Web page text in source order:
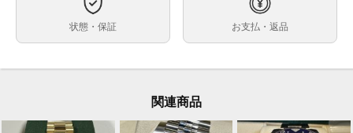
ケース素材
ンクロノメータータグ
ブレスレット調整のされていない未使用品です。
状態・保証 お支払・返品
関連商品